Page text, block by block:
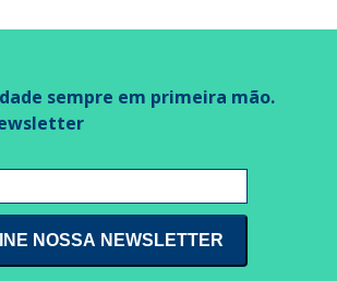
sempre em primeira mão.